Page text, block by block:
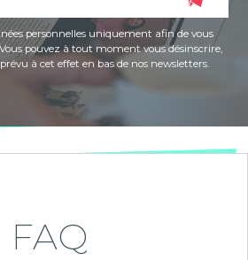
personnelles uniquement afin de vous
pouvez à tout moment vous désinscrire,
à cet effet en bas de nos newsletters.
FAQ